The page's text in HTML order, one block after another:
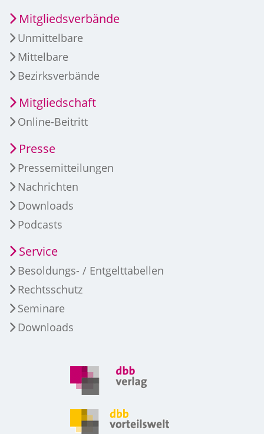
Mitgliedsverbände
Unmittelbare
Mittelbare
Bezirksverbände
Mitgliedschaft
Online-Beitritt
Presse
Pressemitteilungen
Nachrichten
Downloads
Podcasts
Service
Besoldungs- / Entgelttabellen
Rechtsschutz
Seminare
Downloads